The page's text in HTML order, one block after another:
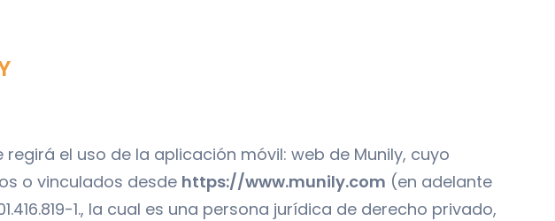
el uso de la aplicación móvil: web de Munily, cuyo
o vinculados desde https://www.munily.com (en adelante
1., la cual es una persona jurídica de derecho privado,